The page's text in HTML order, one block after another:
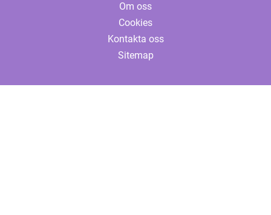
Om oss
Cookies
Kontakta oss
Sitemap